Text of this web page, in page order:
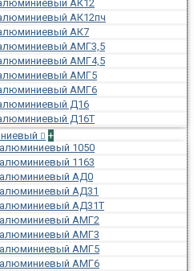
АК12
АК12пч
АК7
АМГ3,5
АМГ4,5
АМГ5
АМГ6
Д16
Д16Т
+
1050
1163
АД0
АД31
АД31Т
АМГ2
АМГ3
АМГ5
АМГ6